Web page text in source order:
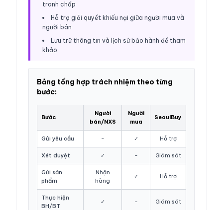
tranh chấp
Hỗ trợ giải quyết khiếu nại giữa người mua và
người bán
Lưu trữ thông tin và lịch sử bảo hành để tham
khảo
Bảng tổng hợp trách nhiệm theo từng
bước:
Bước
Người
bán/NXS
Người
mua
SeoulBuy
Gửi yêu cầu - ✓ Hỗ trợ
Xét duyệt ✓ - Giám sát
Gửi sản
phẩm
Nhận
hàng
✓ Hỗ trợ
Thực hiện
BH/BT
✓ - Giám sát